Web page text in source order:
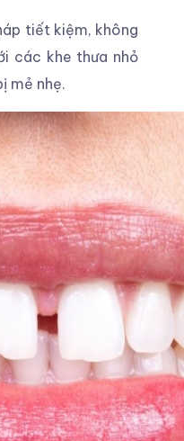
tiết kiệm, không
các khe thưa nhỏ
mẻ nhẹ.